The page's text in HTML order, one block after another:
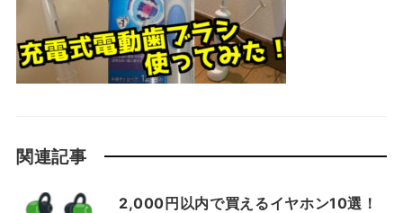
関連記事
2,000円以内で買えるイヤホン10選！